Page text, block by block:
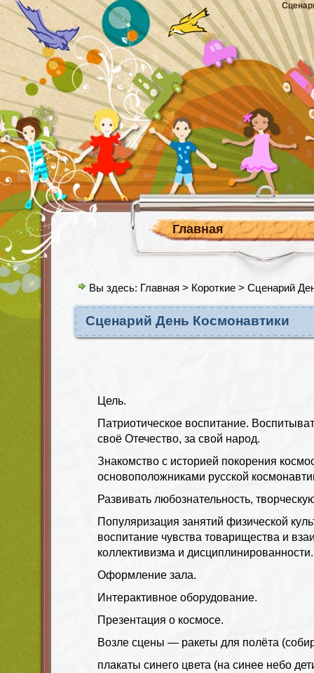
Главная
Вы здесь: Главная > Короткие > Сценарий
Сценарий День Космонавтики
Цель.
Патриотическое воспитание.
своё Отечество, за свой народ.
Знакомство с историей покорения
основоположниками русской
Развивать любознательность,
Популяризация занятий физической
воспитание чувства товарищества и
коллективизма и дисциплинированности.
Оформление зала.
Интерактивное оборудование.
Презентация о космосе.
Возле сцены — ракеты для полёта
плакаты синего цвета (на синее небо